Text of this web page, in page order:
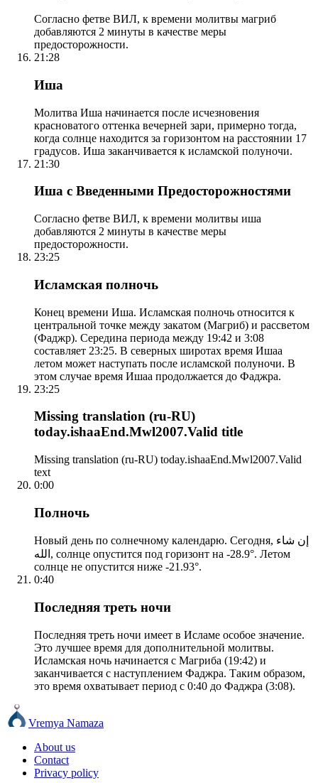
Согласно фетве ВИЛ, к времени молитвы магриб
добавляются 2 минуты в качестве меры
предосторожности.
21:28
Иша
Молитва Иша начинается после исчезновения
красноватого оттенка вечерней зари, примерно тогда,
когда солнце находится за горизонтом на расстоянии 17
градусов. Иша заканчивается к исламской полуночи.
21:30
Иша с Введенными Предосторожностями
Согласно фетве ВИЛ, к времени молитвы иша
добавляются 2 минуты в качестве меры
предосторожности.
23:25
Исламская полночь
Конец времени Иша. Исламская полночь относится к
центральной точке между закатом (Магриб) и рассветом
(Фаджр). Середина периода между 19:42 и 3:08
составляет 23:25. В северных широтах время Ишаа
летом может наступать после исламской полуночи. В
этом случае время Ишаа продолжается до Фаджра.
23:25
Missing translation (ru-RU)
today.ishaaEnd.Mwl2007.Valid title
Missing translation (ru-RU) today.ishaaEnd.Mwl2007.Valid
text
0:00
Полночь
Новый день по солнечному календарю. Сегодня, إن شاء
الله, солнце опустится под горизонт на -28.9°. Летом
солнце не опустится ниже -21.93°.
0:40
Последняя треть ночи
Последняя треть ночи имеет в Исламе особое значение.
Это лучшее время для дополнительной молитвы.
Исламская ночь начинается с Магриба (19:42) и
заканчивается с наступлением Фаджра. Таким образом,
это время охватывает период с 0:40 до Фаджра (3:08).
Vremya Namaza
About us
Contact
Privacy policy